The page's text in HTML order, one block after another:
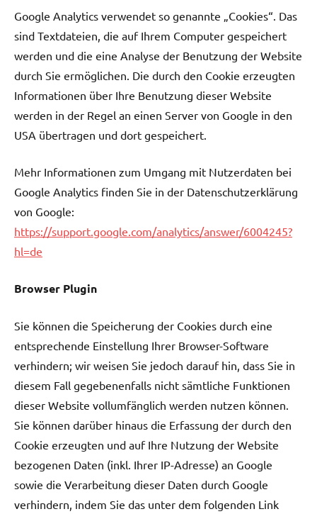
Google Analytics verwendet so genannte „Cookies“. Das
sind Textdateien, die auf Ihrem Computer gespeichert
werden und die eine Analyse der Benutzung der Website
durch Sie ermöglichen. Die durch den Cookie erzeugten
Informationen über Ihre Benutzung dieser Website
werden in der Regel an einen Server von Google in den
USA übertragen und dort gespeichert.
Mehr Informationen zum Umgang mit Nutzerdaten bei
Google Analytics finden Sie in der Datenschutzerklärung
von Google:
https://support.google.com/analytics/answer/6004245?
hl=de
Browser Plugin
Sie können die Speicherung der Cookies durch eine
entsprechende Einstellung Ihrer Browser-Software
verhindern; wir weisen Sie jedoch darauf hin, dass Sie in
diesem Fall gegebenenfalls nicht sämtliche Funktionen
dieser Website vollumfänglich werden nutzen können.
Sie können darüber hinaus die Erfassung der durch den
Cookie erzeugten und auf Ihre Nutzung der Website
bezogenen Daten (inkl. Ihrer IP-Adresse) an Google
sowie die Verarbeitung dieser Daten durch Google
verhindern, indem Sie das unter dem folgenden Link